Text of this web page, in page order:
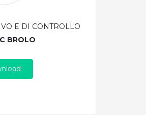
E DI CONTROLLO
BROLO